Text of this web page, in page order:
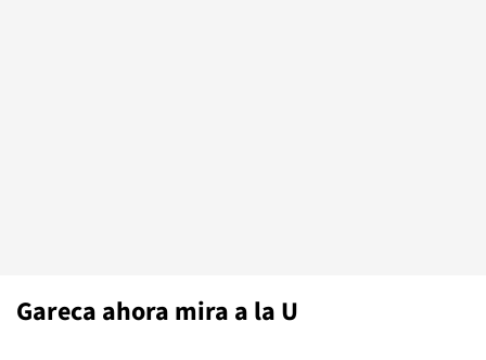
Gareca ahora mira a la U